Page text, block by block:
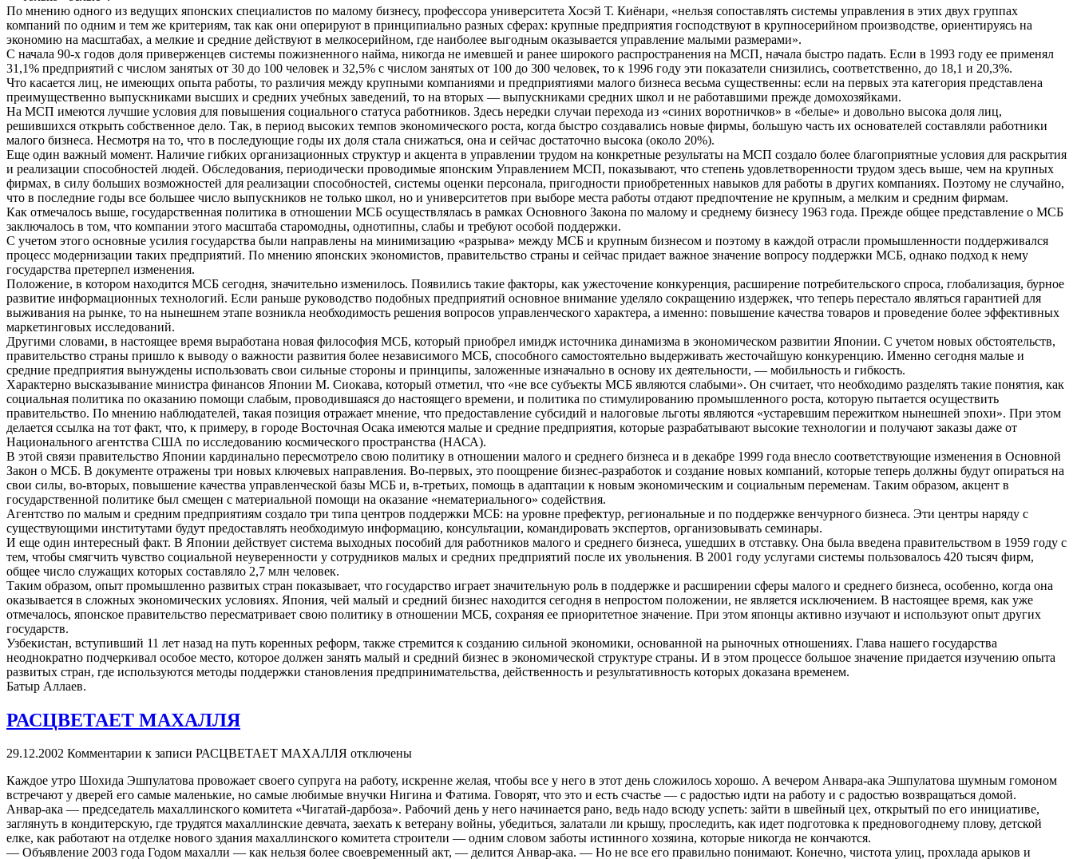
По мнению одного из ведущих японских специалистов по малому бизнесу, профессора университета Хосэй Т. Киёнари, «нельзя сопоставлять системы управления в этих двух группах
компаний по одним и тем же критериям, так как они оперируют в принципиально разных сферах: крупные предприятия господствуют в крупносерийном производстве, ориентируясь на
экономию на масштабах, а мелкие и средние действуют в мелкосерийном, где наиболее выгодным оказывается управление малыми размерами».
С начала 90-х годов доля приверженцев системы пожизненного найма, никогда не имевшей и ранее широкого распространения на МСП, начала быстро падать. Если в 1993 году ее применял
31,1% предприятий с числом занятых от 30 до 100 человек и 32,5% с числом занятых от 100 до 300 человек, то к 1996 году эти показатели снизились, соответственно, до 18,1 и 20,3%.
Что касается лиц, не имеющих опыта работы, то различия между крупными компаниями и предприятиями малого бизнеса весьма существенны: если на первых эта категория представлена
преимущественно выпускниками высших и средних учебных заведений, то на вторых — выпускниками средних школ и не работавшими прежде домохозяйками.
На МСП имеются лучшие условия для повышения социального статуса работников. Здесь нередки случаи перехода из «синих воротничков» в «белые» и довольно высока доля лиц,
решившихся открыть собственное дело. Так, в период высоких темпов экономического роста, когда быстро создавались новые фирмы, большую часть их основателей составляли работники
малого бизнеса. Несмотря на то, что в последующие годы их доля стала снижаться, она и сейчас достаточно высока (около 20%).
Еще один важный момент. Наличие гибких организационных структур и акцента в управлении трудом на конкретные результаты на МСП создало более благоприятные условия для раскрытия
и реализации способностей людей. Обследования, периодически проводимые японским Управлением МСП, показывают, что степень удовлетворенности трудом здесь выше, чем на крупных
фирмах, в силу больших возможностей для реализации способностей, системы оценки персонала, пригодности приобретенных навыков для работы в других компаниях. Поэтому не случайно,
что в последние годы все большее число выпускников не только школ, но и университетов при выборе места работы отдают предпочтение не крупным, а мелким и средним фирмам.
Как отмечалось выше, государственная политика в отношении МСБ осуществлялась в рамках Основного Закона по малому и среднему бизнесу 1963 года. Прежде общее представление о МСБ
заключалось в том, что компании этого масштаба старомодны, однотипны, слабы и требуют особой поддержки.
С учетом этого основные усилия государства были направлены на минимизацию «разрыва» между МСБ и крупным бизнесом и поэтому в каждой отрасли промышленности поддерживался
процесс модернизации таких предприятий. По мнению японских экономистов, правительство страны и сейчас придает важное значение вопросу поддержки МСБ, однако подход к нему
государства претерпел изменения.
Положение, в котором находится МСБ сегодня, значительно изменилось. Появились такие факторы, как ужесточение конкуренция, расширение потребительского спроса, глобализация, бурное
развитие информационных технологий. Если раньше руководство подобных предприятий основное внимание уделяло сокращению издержек, что теперь перестало являться гарантией для
выживания на рынке, то на нынешнем этапе возникла необходимость решения вопросов управленческого характера, а именно: повышение качества товаров и проведение более эффективных
маркетинговых исследований.
Другими словами, в настоящее время выработана новая философия МСБ, который приобрел имидж источника динамизма в экономическом развитии Японии. С учетом новых обстоятельств,
правительство страны пришло к выводу о важности развития более независимого МСБ, способного самостоятельно выдерживать жесточайшую конкуренцию. Именно сегодня малые и
средние предприятия вынуждены использовать свои сильные стороны и принципы, заложенные изначально в основу их деятельности, — мобильность и гибкость.
Характерно высказывание министра финансов Японии М. Сиокава, который отметил, что «не все субъекты МСБ являются слабыми». Он считает, что необходимо разделять такие понятия, как
социальная политика по оказанию помощи слабым, проводившаяся до настоящего времени, и политика по стимулированию промышленного роста, которую пытается осуществить
правительство. По мнению наблюдателей, такая позиция отражает мнение, что предоставление субсидий и налоговые льготы являются «устаревшим пережитком нынешней эпохи». При этом
делается ссылка на тот факт, что, к примеру, в городе Восточная Осака имеются малые и средние предприятия, которые разрабатывают высокие технологии и получают заказы даже от
Национального агентства США по исследованию космического пространства (НАСА).
В этой связи правительство Японии кардинально пересмотрело свою политику в отношении малого и среднего бизнеса и в декабре 1999 года внесло соответствующие изменения в Основной
Закон о МСБ. В документе отражены три новых ключевых направления. Во-первых, это поощрение бизнес-разработок и создание новых компаний, которые теперь должны будут опираться на
свои силы, во-вторых, повышение качества управленческой базы МСБ и, в-третьих, помощь в адаптации к новым экономическим и социальным переменам. Таким образом, акцент в
государственной политике был смещен с материальной помощи на оказание «нематериального» содействия.
Агентство по малым и средним предприятиям создало три типа центров поддержки МСБ: на уровне префектур, региональные и по поддержке венчурного бизнеса. Эти центры наряду с
существующими институтами будут предоставлять необходимую информацию, консультации, командировать экспертов, организовывать семинары.
И еще один интересный факт. В Японии действует система выходных пособий для работников малого и среднего бизнеса, ушедших в отставку. Она была введена правительством в 1959 году с
тем, чтобы смягчить чувство социальной неуверенности у сотрудников малых и средних предприятий после их увольнения. В 2001 году услугами системы пользовалось 420 тысяч фирм,
общее число служащих которых составляло 2,7 млн человек.
Таким образом, опыт промышленно развитых стран показывает, что государство играет значительную роль в поддержке и расширении сферы малого и среднего бизнеса, особенно, когда она
оказывается в сложных экономических условиях. Япония, чей малый и средний бизнес находится сегодня в непростом положении, не является исключением. В настоящее время, как уже
отмечалось, японское правительство пересматривает свою политику в отношении МСБ, сохраняя ее приоритетное значение. При этом японцы активно изучают и используют опыт других
государств.
Узбекистан, вступивший 11 лет назад на путь коренных реформ, также стремится к созданию сильной экономики, основанной на рыночных отношениях. Глава нашего государства
неоднократно подчеркивал особое место, которое должен занять малый и средний бизнес в экономической структуре страны. И в этом процессе большое значение придается изучению опыта
развитых стран, где используются методы поддержки становления предпринимательства, действенность и результативность которых доказана временем.
Батыр Аллаев.
РАСЦВЕТАЕТ МАХАЛЛЯ
29.12.2002 Комментарии к записи РАСЦВЕТАЕТ МАХАЛЛЯ отключены
Каждое утро Шохида Эшпулатова провожает своего супруга на работу, искренне желая, чтобы все у него в этот день сложилось хорошо. А вечером Анвара-ака Эшпулатова шумным гомоном
встречают у дверей его самые маленькие, но самые любимые внучки Нигина и Фатима. Говорят, что это и есть счастье — с радостью идти на работу и с радостью возвращаться домой.
Анвар-ака — председатель махаллинского комитета «Чигатай-дарбоза». Рабочий день у него начинается рано, ведь надо всюду успеть: зайти в швейный цех, открытый по его инициативе,
заглянуть в кондитерскую, где трудятся махаллинские девчата, заехать к ветерану войны, убедиться, залатали ли крышу, проследить, как идет подготовка к предновогоднему плову, детской
елке, как работают на отделке нового здания махаллинского комитета строители — одним словом заботы истинного хозяина, которые никогда не кончаются.
— Объявление 2003 года Годом махалли — как нельзя более своевременный акт, — делится Анвар-ака. — Но не все его правильно понимают. Конечно, чистота улиц, прохлада арыков и